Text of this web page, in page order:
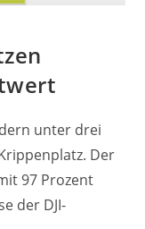
unter drei
Der
97 Prozent
der DJI-